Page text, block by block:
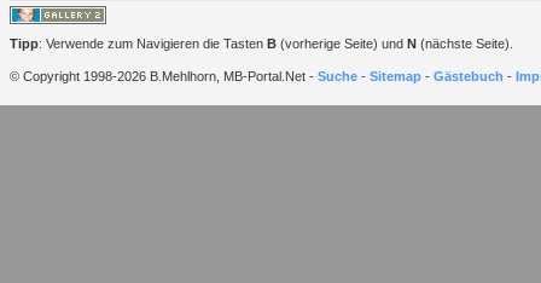
Tipp: Verwende zum Navigieren die Tasten B (vorherige Seite) und N (nächste Seite).
© Copyright 1998-2026 B.Mehlhorn, MB-Portal.Net - Suche - Sitemap - Gästebuch -